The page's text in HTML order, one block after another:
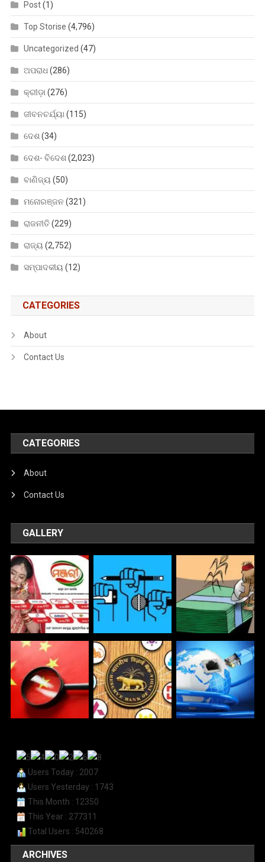
Post(1)
Top Storise (4,796)
Uncategorized (47)
ଅପରାଧ(286)
କ୍ରୀଡ଼ା(276)
ଜୀବନଚର୍ଯ୍ୟା(115)
ଦେଶ(34)
ଦେଶ- ବିଦେଶ(2,023)
ବାଣିଜ୍ୟ (50)
ମନୋରଞ୍ଜନ (321)
ରାଜନୀତି(229)
ରାଜ୍ୟ (2,752)
ସମ୍ପାଦକୀୟ (12)
CATEGORIES
About
Contact Us
CATEGORIES
About
Contact Us
GALLERY
Users Today : 2007
Users Yesterday : 1743
This Month : 12350
This Year : 277311
Total Users : 540268
ARCHIVES